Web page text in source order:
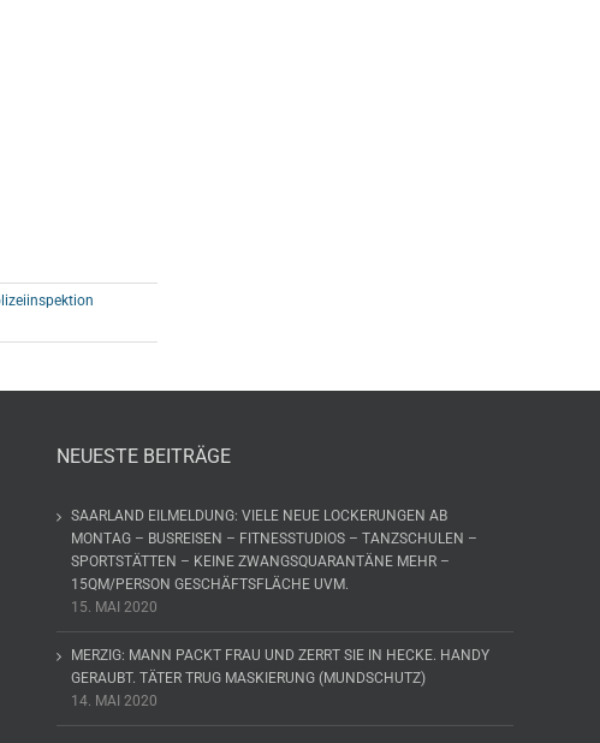
NEUESTE BEITRÄGE
SAARLAND EILMELDUNG: VIELE NEUE LOCKERUNGEN AB
MONTAG – BUSREISEN – FITNESSTUDIOS – TANZSCHULEN –
SPORTSTÄTTEN – KEINE ZWANGSQUARANTÄNE MEHR –
15QM/PERSON GESCHÄFTSFLÄCHE UVM.
15. MAI 2020
MERZIG: MANN PACKT FRAU UND ZERRT SIE IN HECKE. HANDY
GERAUBT. TÄTER TRUG MASKIERUNG (MUNDSCHUTZ)
14. MAI 2020